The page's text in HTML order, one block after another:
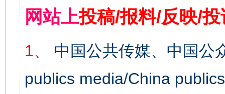
网站上投稿/报料/反映/
1、
中国公共传媒、中国公
publics media/China